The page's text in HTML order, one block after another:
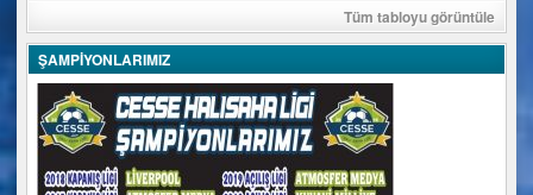
Tüm tabloyu görüntüle
ŞAMPİYONLARIMIZ